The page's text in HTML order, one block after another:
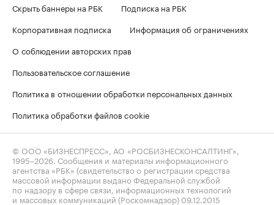
Скрыть баннеры на РБК
Подписка на РБК
Корпоративная подписка
Информация об ограничениях
О соблюдении авторских прав
Пользовательское соглашение
Политика в отношении обработки персональных данных
Политика обработки файлов cookie
© ООО «БИЗНЕСПРЕСС», АО «РОСБИЗНЕСКОНСАЛТИНГ»,
1995–2026 . Сообщения и материалы информационного
агентства «РБК» (свидетельство о регистрации средства
массовой информации выдано Федеральной службой
по надзору в сфере связи, информационных технологий
и массовых коммуникаций (Роскомнадзор) 09.12.2015